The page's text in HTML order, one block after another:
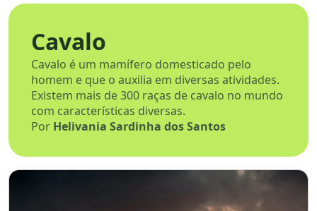
Cavalo
Cavalo é um mamífero domesticado pelo
homem e que o auxilia em diversas atividades.
Existem mais de 300 raças de cavalo no mundo
com características diversas.
Por Helivania Sardinha dos Santos